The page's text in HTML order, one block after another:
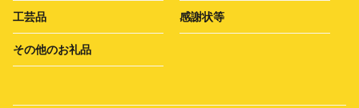
工芸品 感謝状等
その他のお礼品